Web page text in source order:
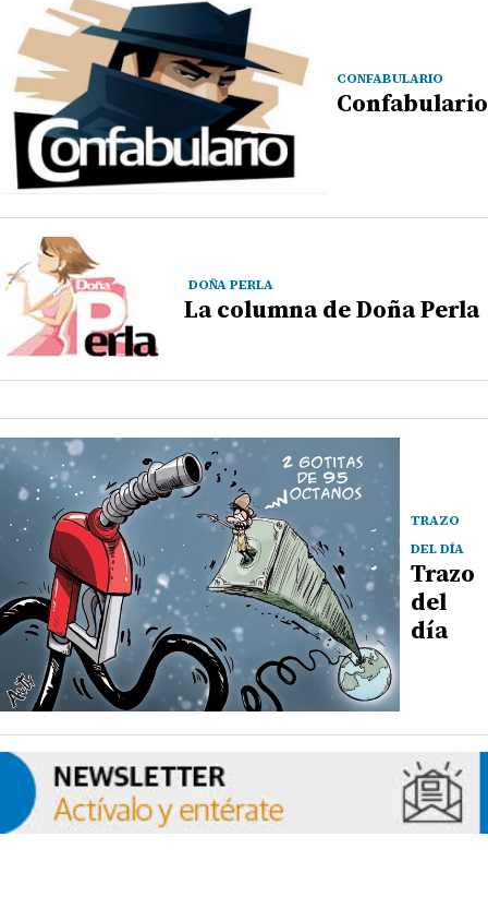
CONFABULARIO
Confabulario
DOÑA PERLA
La columna de Doña Perla
TRAZO
DEL DÍA
Trazo
del
día